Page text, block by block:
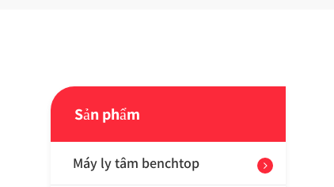
Sản phẩm
Máy ly tâm benchtop